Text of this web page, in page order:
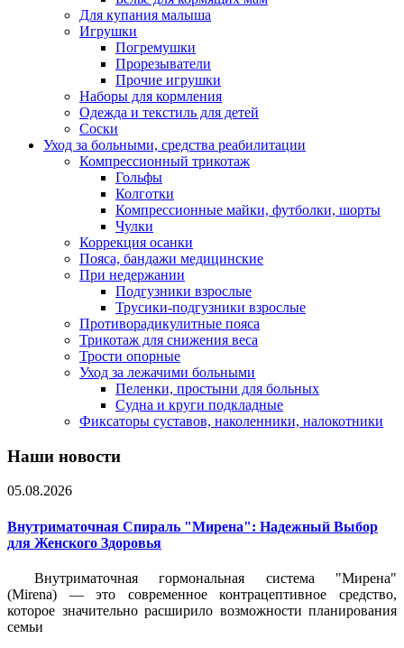
Для купания малыша
Игрушки
Погремушки
Прорезыватели
Прочие игрушки
Наборы для кормления
Одежда и текстиль для детей
Соски
Уход за больными, средства реабилитации
Компрессионный трикотаж
Гольфы
Колготки
Компрессионные майки, футболки, шорты
Чулки
Коррекция осанки
Пояса, бандажи медицинские
При недержании
Подгузники взрослые
Трусики-подгузники взрослые
Противорадикулитные пояса
Трикотаж для снижения веса
Трости опорные
Уход за лежачими больными
Пеленки, простыни для больных
Судна и круги подкладные
Фиксаторы суставов, наколенники, налокотники
Наши новости
05.08.2026
Внутриматочная Спираль "Мирена": Надежный Выбор
для Женского Здоровья
Внутриматочная гормональная система "Мирена"
(Mirena) — это современное контрацептивное средство,
которое значительно расширило возможности планирования
семьи